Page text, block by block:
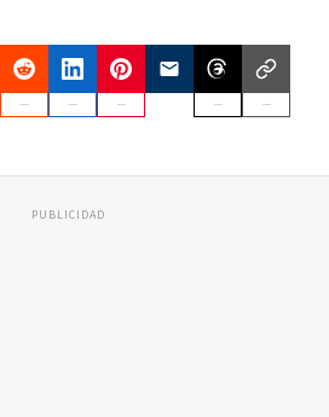
PUBLICIDAD